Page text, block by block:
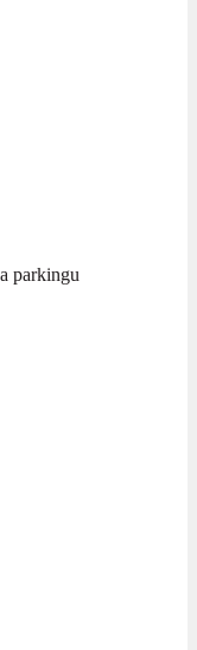
parkingu